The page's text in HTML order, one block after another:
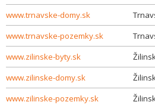
www.trnavske-domy.sk
www.trnavske-pozemky.sk
www.zilinske-byty.sk
www.zilinske-domy.sk
www.zilinske-pozemky.sk